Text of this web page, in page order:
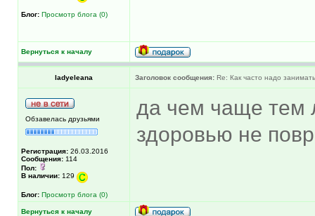
Блог: Просмотр блога (0)
Вернуться к началу
ladyeleana Заголовок сообщения: Re: Как часто надо
Обзавелась друзьями
Регистрация: 26.03.2016
Сообщения: 114
Пол:
В наличии: 129
Блог: Просмотр блога (0)
да чем чаще тем
здоровью не
Вернуться к началу